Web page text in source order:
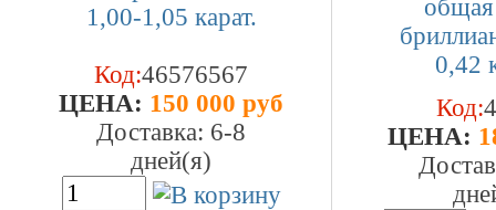
Код:46576567
ЦEHA: 150 000 руб
Доставка: 6-8
дней(я)
Код:
ЦEHA: